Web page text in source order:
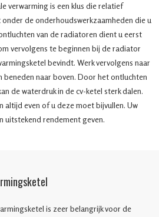
verwarming is een klus die relatief
de onderhoudswerkzaamheden die u
van de radiatoren dient u eerst
vervolgens te beginnen bij de radiator
bevindt. Werk vervolgens naar
beneden naar boven. Door het ontluchten
de waterdruk in de cv-ketel sterk dalen.
altijd even of u deze moet bijvullen. Uw
uitstekend rendement geven.
is zeer belangrijk voor de